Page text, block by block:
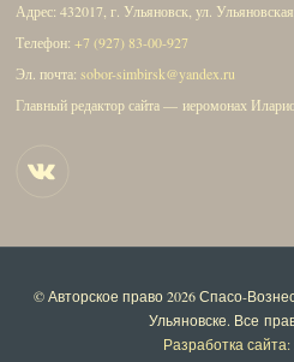
Адрес: 432017, г. Ульяновск, ул.
Телефон:+7 (927) 83-00-927
Эл. почта:sobor-simbirsk@yandex.ru
Главный редактор сайта — иеромонах
© Авторское право 2026Спасо-
Ульяновске. Все
Разработка сайта: